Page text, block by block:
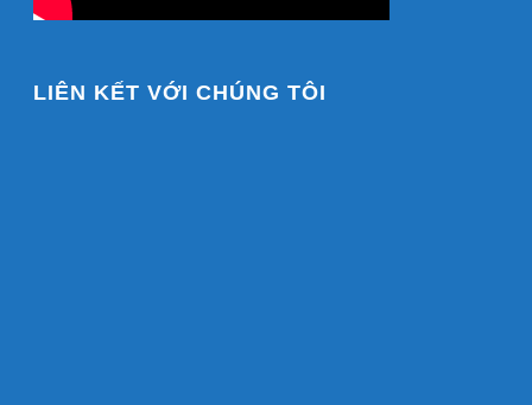
LIÊN KẾT VỚI CHÚNG TÔI